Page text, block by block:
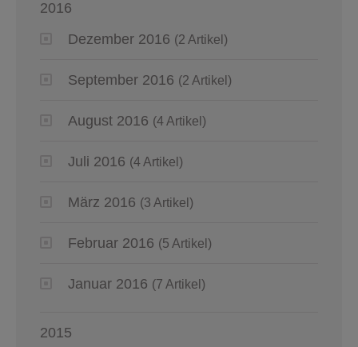
2016
Dezember 2016 (2 Artikel)
September 2016 (2 Artikel)
August 2016 (4 Artikel)
Juli 2016 (4 Artikel)
März 2016 (3 Artikel)
Februar 2016 (5 Artikel)
Januar 2016 (7 Artikel)
2015